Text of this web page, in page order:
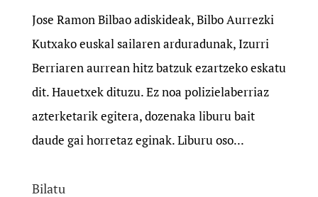
Jose Ramon Bilbao adiskideak, Bilbo Aurrezki
Kutxako euskal sailaren arduradunak, Izurri
Berriaren aurrean hitz batzuk ezartzeko eskatu
dit. Hauetxek dituzu. Ez noa polizielaberriaz
azterketarik egitera, dozenaka liburu bait
daude gai horretaz eginak. Liburu oso...
Bilatu